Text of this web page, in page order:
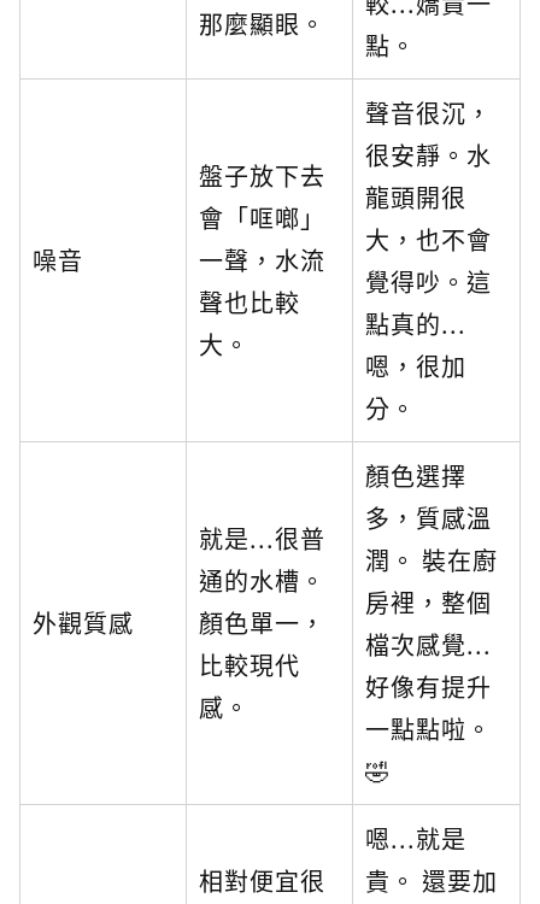
那麼顯眼。
點。
噪音
盤子放下去
會「哐啷」
一聲，水流
聲也比較
大。
聲音很沉，
很安靜。水
龍頭開很
大，也不會
覺得吵。這
點真的...
嗯，很加
分。
外觀質感
就是...很普
通的水槽。
顏色單一，
比較現代
感。
顏色選擇
多，質感溫
潤。 裝在廚
房裡，整個
檔次感覺...
好像有提升
一點點啦。
🤣
相對便宜很
嗯...就是
貴。 還要加